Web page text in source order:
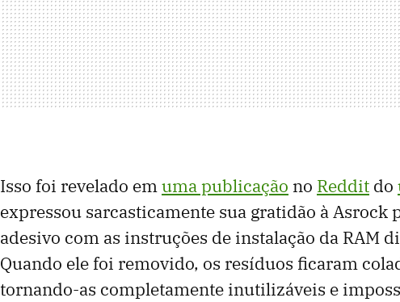
Isso foi revelado emuma publicação no Reddit do
expressou sarcasticamente sua gratidão à Asrock
adesivo com as instruções de instalação da RAM
Quando ele foi removido, os resíduos ficaram
tornando-as completamente inutilizáveis ​​e